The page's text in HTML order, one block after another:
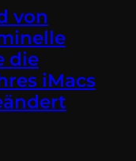
von
die
iMacs